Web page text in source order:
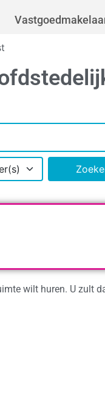
wilt huren. U zult